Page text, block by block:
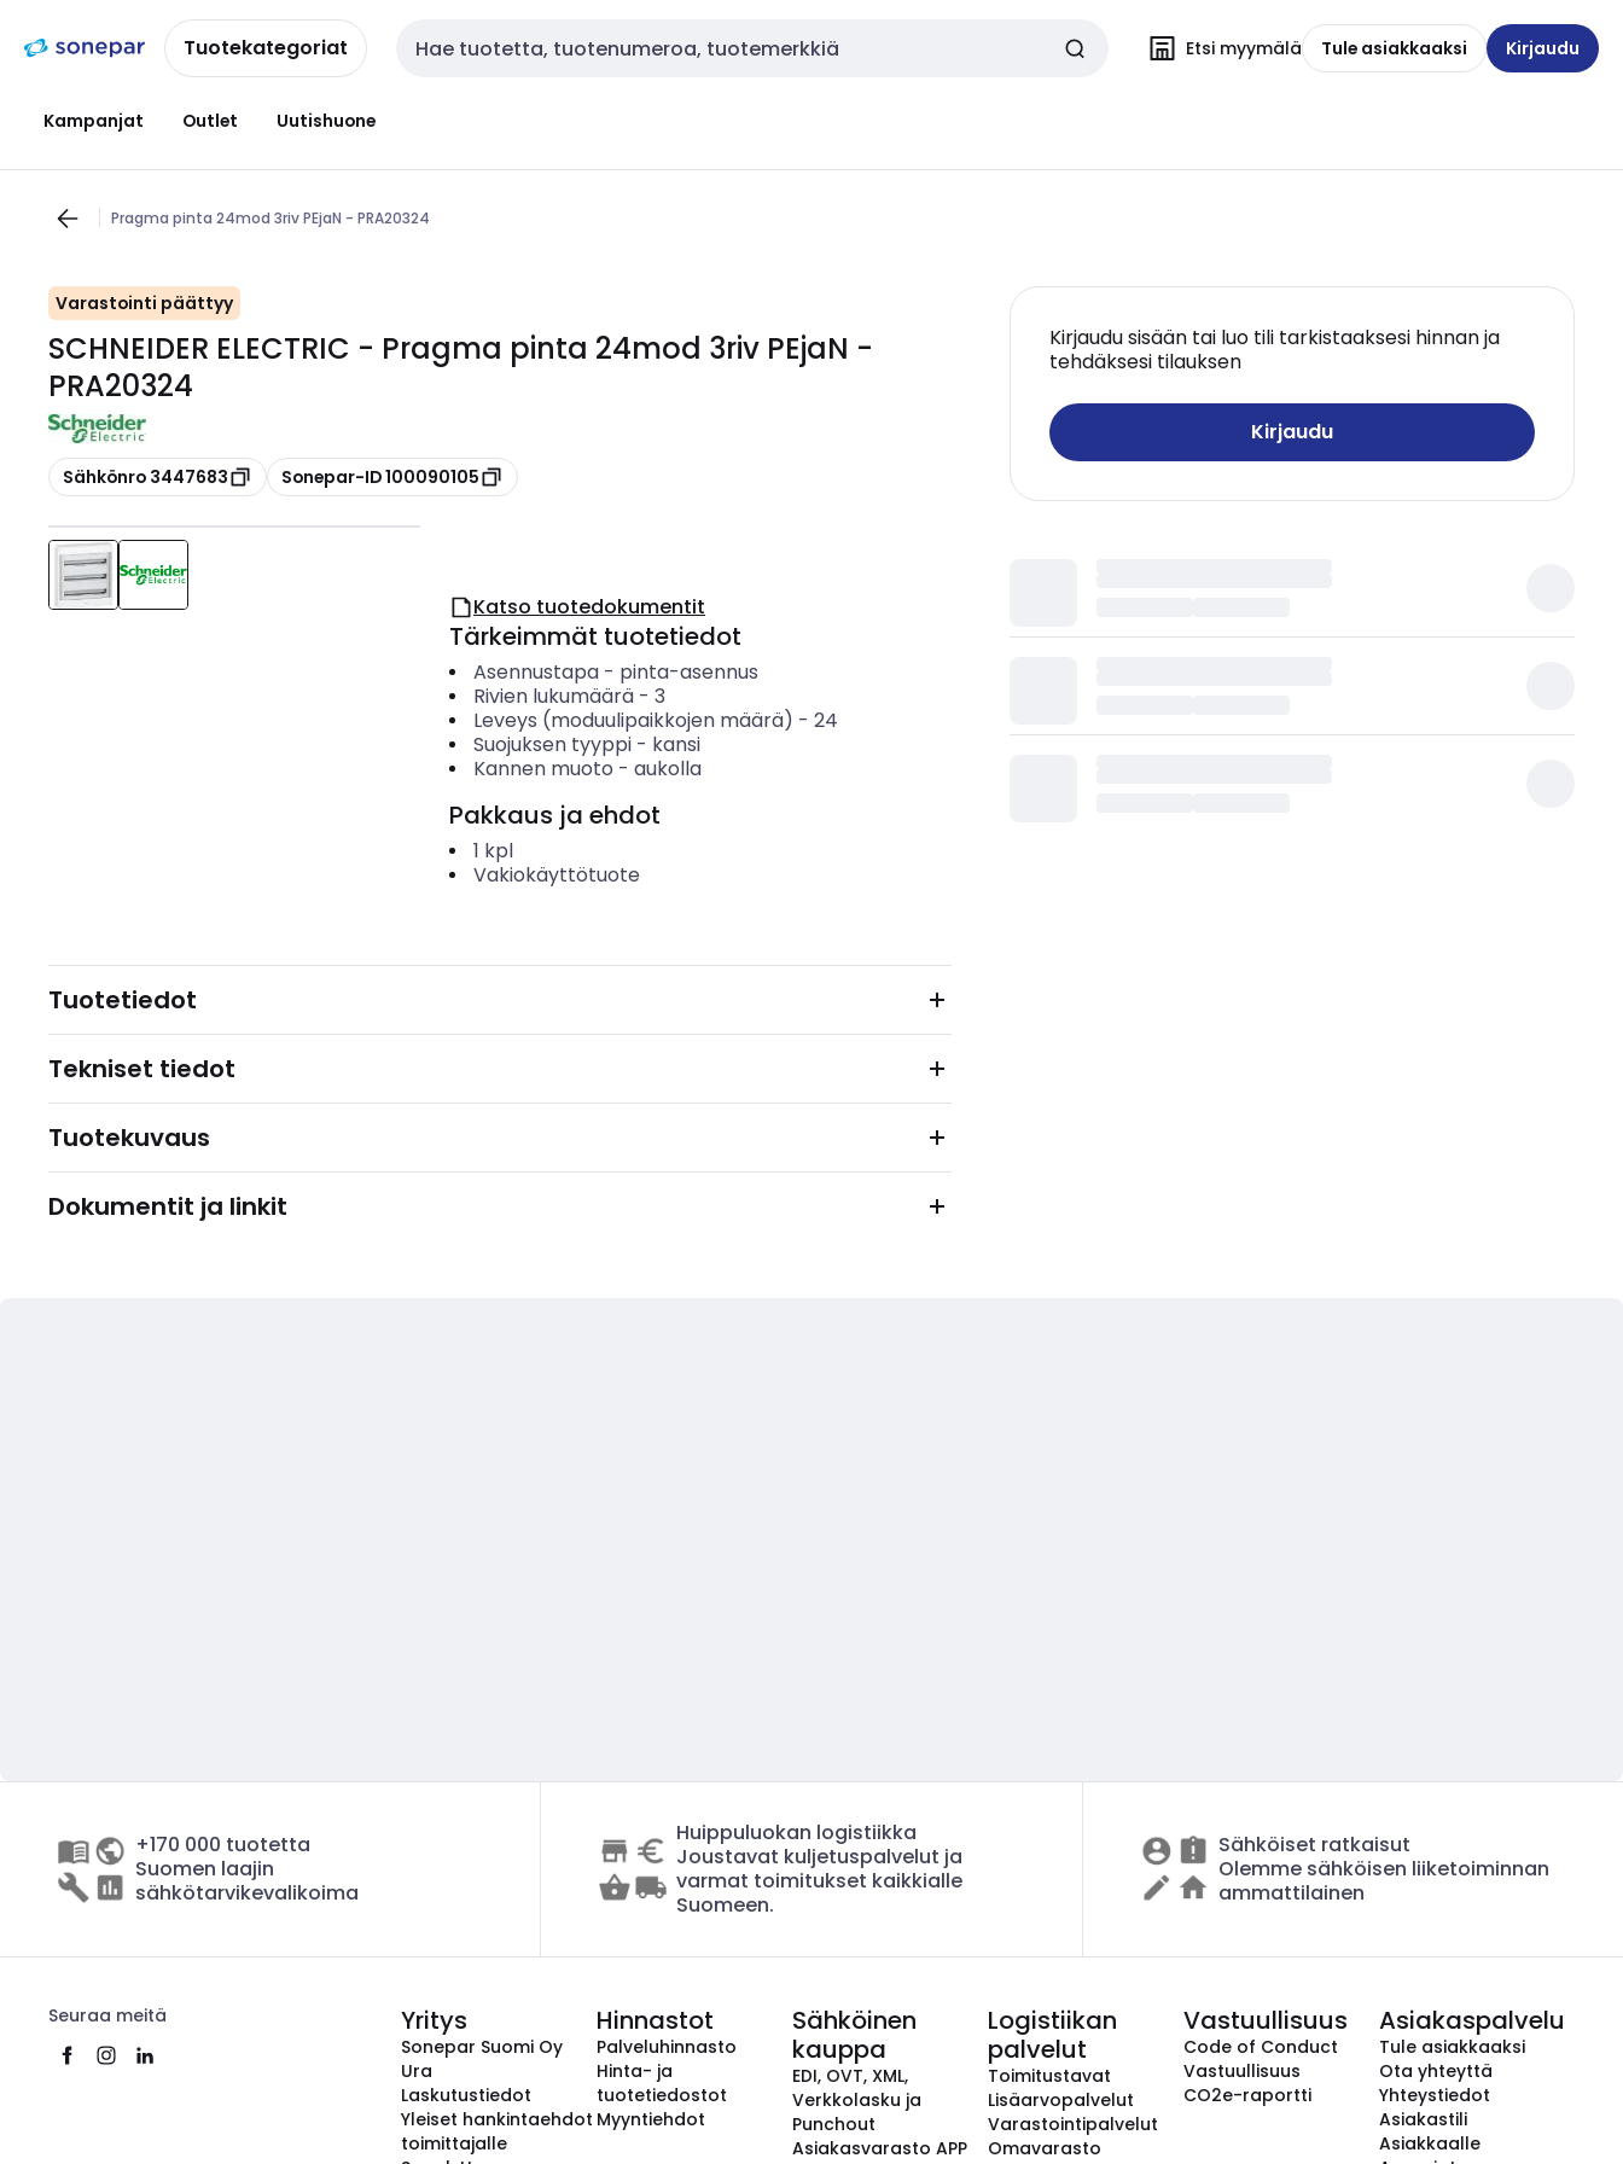
navigointiinsisältöönTuotekategoriat Haku Etsi myymälä Tule asiakkaaksi Kirjaudu
Kampanjat Outlet Uutishuone
Pragma pinta 24mod 3riv PEjaN - PRA20324
Varastointi päättyy
SCHNEIDER ELECTRIC - Pragma pinta 24mod 3riv PEjaN -
PRA20324
Kopioi
Sähkönro 3447683 Kopioi
Sonepar-ID 100090105
Kirjaudu sisään tai luo tili tarkistaaksesi hinnan ja
tehdäksesi tilauksen
Kirjaudu
Katso tuotedokumentit
Tärkeimmät tuotetiedot
Asennustapa- pinta-asennus
Rivien lukumäärä- 3
Leveys (moduulipaikkojen määrä) - 24
Suojuksen tyyppi- kansi
Kannen muoto - aukolla
Pakkaus ja ehdot
1 kpl
Vakiokäyttötuote
Tuotetiedot
Tekniset tiedot
Tuotekuvaus
Dokumentit ja linkit
+170 000 tuotetta
Suomen laajin
sähkötarvikevalikoima
Huippuluokan logistiikka
Joustavat kuljetuspalvelut ja
varmat toimitukset kaikkialle
Suomeen.
Sähköiset ratkaisut
Olemme sähköisen liiketoiminnan
ammattilainen
Seuraa meitä Yritys
Sonepar Suomi Oy
Ura
Laskutustiedot
Yleiset hankintaehdot
toimittajalle
Hinnastot
Palveluhinnasto
Hinta- ja
tuotetiedostot
Myyntiehdot
Sähköinen
kauppa
EDI, OVT, XML,
Verkkolasku ja
Punchout
Asiakasvarasto APP
Logistiikan
palvelut
Toimitustavat
Lisäarvopalvelut
Varastointipalvelut
Omavarasto
Vastuullisuus
Code of Conduct
Vastuullisuus
CO2e-raportti
Asiakaspalvelu
Tule asiakkaaksi
Ota yhteyttä
Yhteystiedot
Asiakastili
Asiakkaalle